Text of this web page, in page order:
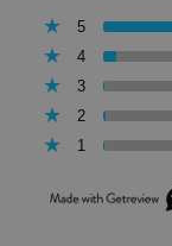
5
4
3
2
1